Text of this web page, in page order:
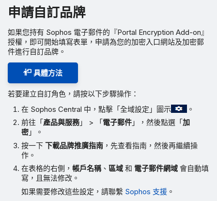
申請自訂品牌
如果您持有 Sophos 電子郵件的『Portal Encryption Add-on』
授權，即可開始填寫表單，申請為您的加密入口網站及加密郵
件進行自訂品牌。
具體方法
若要建立自訂角色，請按以下步驟操作：
在 Sophos Central 中，點擊「全域設定」圖示
。
前往「 產品與服務」 > 「 電子郵件 」，然後點選「加
密 」。
按一下下載品牌推廣指南 ，先查看指南，然後再繼續操
作。
在表格的右側， 帳戶名稱、區域 和 電子郵件網域 會自動填
寫，且無法修改。
如果需要修改這些設定，請聯繫 Sophos 支援 。